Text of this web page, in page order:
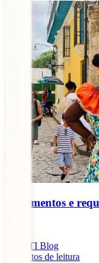
Documentos e
IATI Blog
minutos de leitura